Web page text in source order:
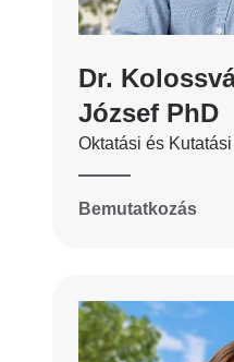
Dr.
József PhD
Oktatási és
Bemutatkozás